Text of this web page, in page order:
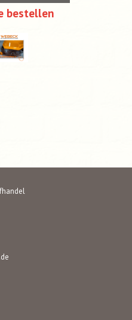
bestellen